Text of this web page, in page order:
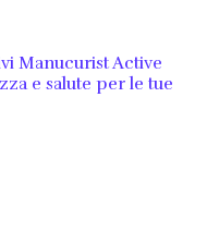
Manucurist Active
e salute per le tue